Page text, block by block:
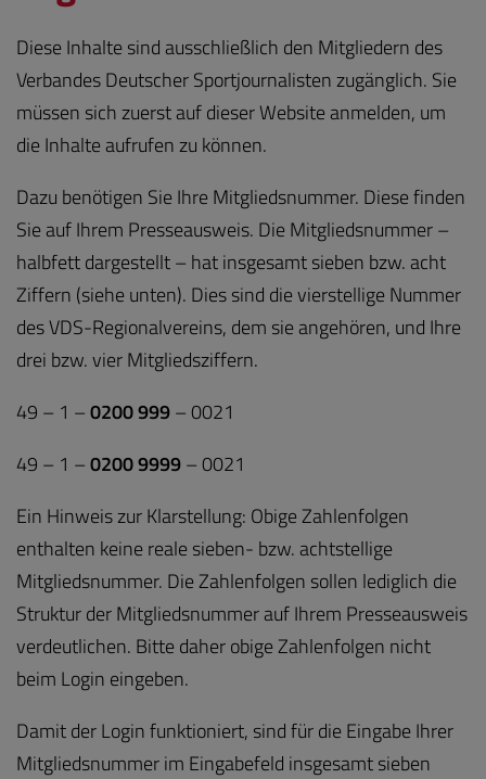
Diese Inhalte sind ausschließlich den Mitgliedern des
Verbandes Deutscher Sportjournalisten zugänglich. Sie
müssen sich zuerst auf dieser Website anmelden, um
die Inhalte aufrufen zu können.
Dazu benötigen Sie Ihre Mitgliedsnummer. Diese finden
Sie auf Ihrem Presseausweis. Die Mitgliedsnummer –
halbfett dargestellt – hat insgesamt sieben bzw. acht
Ziffern (siehe unten). Dies sind die vierstellige Nummer
des VDS-Regionalvereins, dem sie angehören, und Ihre
drei bzw. vier Mitgliedsziffern.
49 – 1 –0200 999– 0021
49 – 1 –0200 9999– 0021
Ein Hinweis zur Klarstellung: Obige Zahlenfolgen
enthalten keine reale sieben- bzw. achtstellige
Mitgliedsnummer. Die Zahlenfolgen sollen lediglich die
Struktur der Mitgliedsnummer auf Ihrem Presseausweis
verdeutlichen. Bitte daher obige Zahlenfolgen nicht
beim Login eingeben.
Damit der Login funktioniert, sind für die Eingabe Ihrer
Mitgliedsnummer im Eingabefeld insgesamt sieben